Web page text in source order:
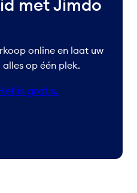
met Jimdo
online en laat uw
op één plek.
is gratis.